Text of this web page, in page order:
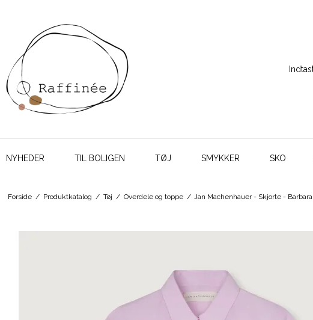
NYHEDER TIL BOLIGEN TØJ SMYKKER SKO
Forside / Produktkatalog / Tøj / Overdele og toppe / Jan Machenhauer - Skjorte - Barbara